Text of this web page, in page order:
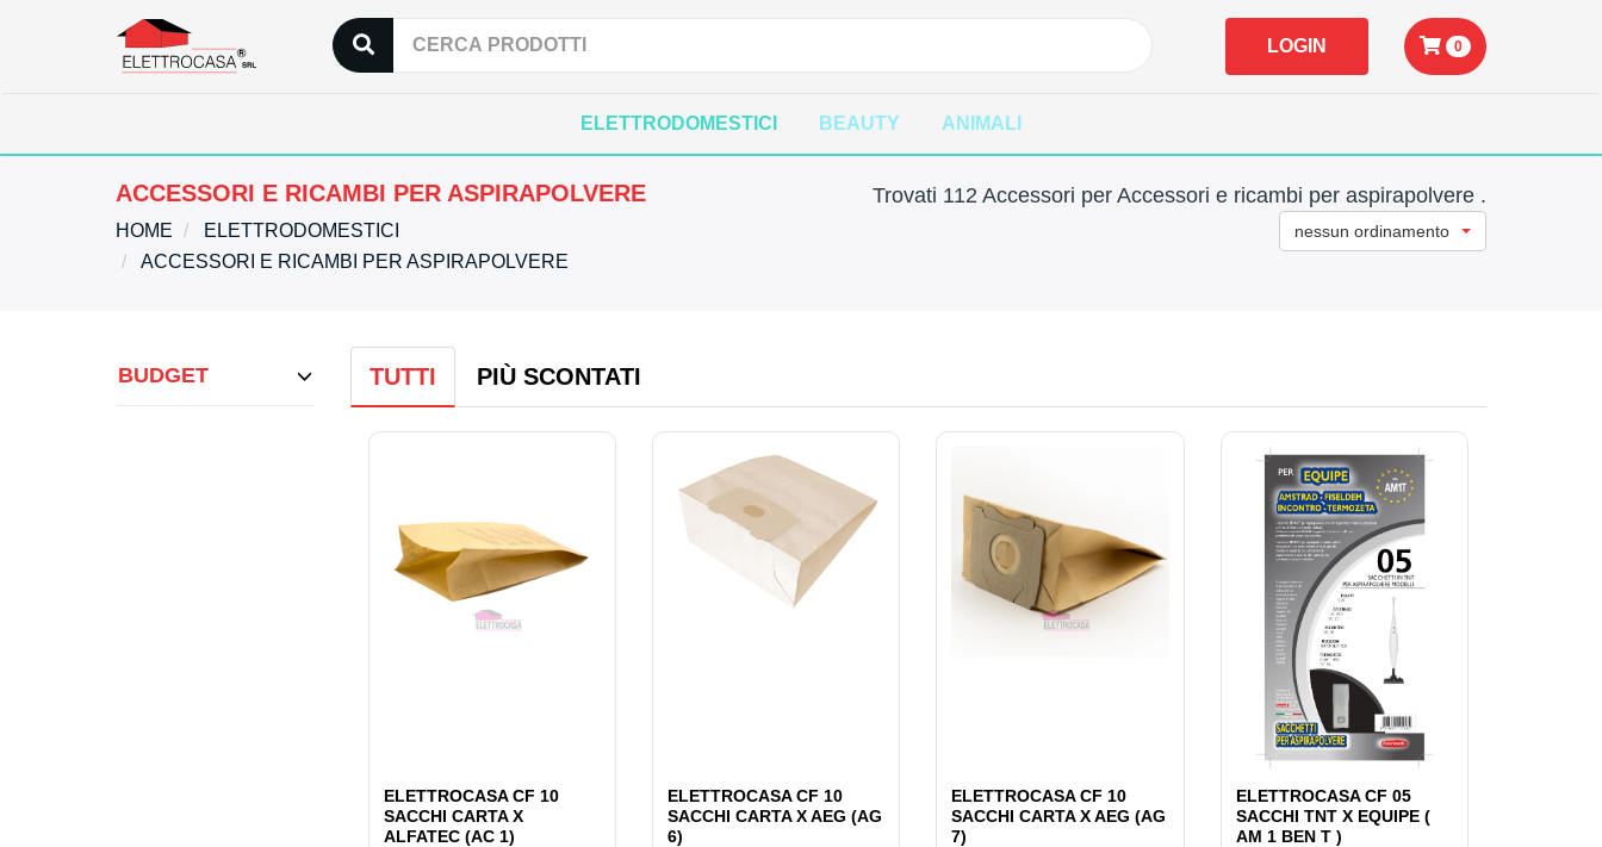
LOGIN 0
ELETTRODOMESTICI BEAUTY ANIMALI
ACCESSORI E RICAMBI PER ASPIRAPOLVERE
HOME
ELETTRODOMESTICI
ACCESSORI E RICAMBI PER ASPIRAPOLVERE
Trovati 112 Accessori per Accessori e ricambi per aspirapolvere .
nessun ordinamento
BUDGET TUTTI PIÙ SCONTATI
ELETTROCASA CF 10
SACCHI CARTA X
ALFATEC (AC 1)
ELETTROCASA CF 10
SACCHI CARTA X AEG (AG
6)
ELETTROCASA CF 10
SACCHI CARTA X AEG (AG
7)
ELETTROCASA CF 05
SACCHI TNT X EQUIPE (
AM 1 BEN T )